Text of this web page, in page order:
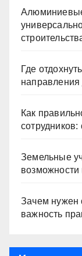
Где
Как
Земельные
возможности
Зачем нужен
важность